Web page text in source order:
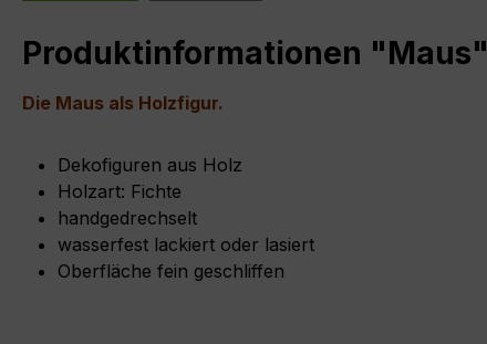
Produktinformationen "Maus"
Die Maus als Holzfigur.
Dekofiguren aus Holz
Holzart: Fichte
handgedrechselt
wasserfest lackiert oder lasiert
Oberfläche fein geschliffen